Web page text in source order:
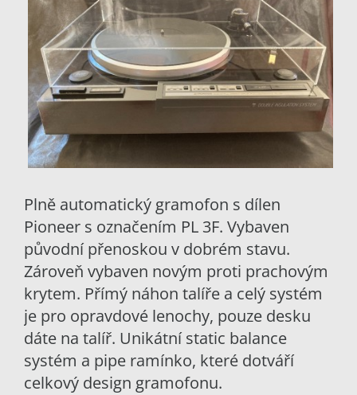
Plně automatický gramofon s dílen
Pioneer s označením PL 3F. Vybaven
původní přenoskou v dobrém stavu.
Zároveň vybaven novým proti prachovým
krytem. Přímý náhon talíře a celý systém
je pro opravdové lenochy, pouze desku
dáte na talíř. Unikátní static balance
systém a pipe ramínko, které dotváří
celkový design gramofonu.